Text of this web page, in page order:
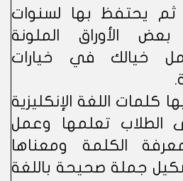
يحتفظ بها لسنوات
الأوراق الملونة
خيالك في خيارات
كلمات اللغة الإنكليزية
الطلاب تعلمها وعمل
الكلمة ومعناها
جملة صحيحة باللغة